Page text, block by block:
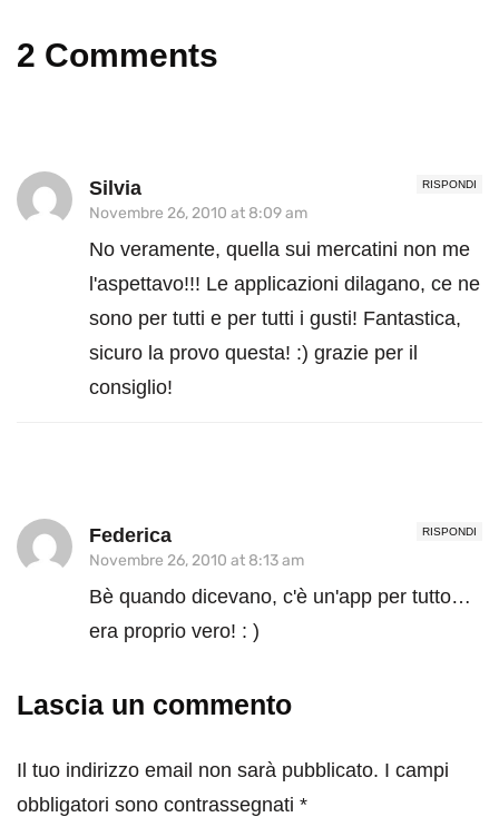
2 Comments
RISPONDI
Silvia
Novembre 26, 2010 at 8:09 am
No veramente, quella sui mercatini non me
l'aspettavo!!! Le applicazioni dilagano, ce ne
sono per tutti e per tutti i gusti! Fantastica,
sicuro la provo questa! :) grazie per il
consiglio!
RISPONDI
Federica
Novembre 26, 2010 at 8:13 am
Bè quando dicevano, c'è un'app per tutto…
era proprio vero! : )
Lascia un commento
Il tuo indirizzo email non sarà pubblicato. I campi
obbligatori sono contrassegnati *